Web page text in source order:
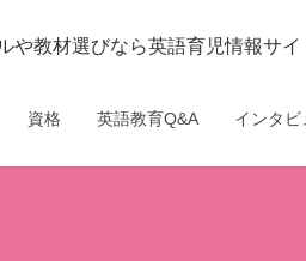
や教材選びなら英語育児情報サイ
資格 英語教育Q&A インタ